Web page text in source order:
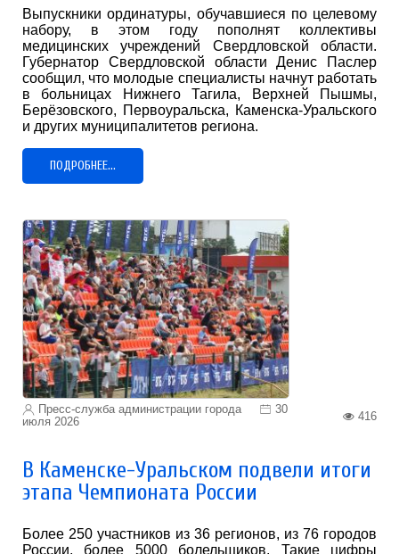
Выпускники ординатуры, обучавшиеся по целевому
набору, в этом году пополнят коллективы
медицинских учреждений Свердловской области.
Губернатор Свердловской области Денис Паслер
сообщил, что молодые специалисты начнут работать
в больницах Нижнего Тагила, Верхней Пышмы,
Берёзовского, Первоуральска, Каменска-Уральского
и других муниципалитетов региона.
ПОДРОБНЕЕ...
Пресс-служба администрации города
30
июля 2026
416
В Каменске-Уральском подвели итоги
этапа Чемпионата России
Более 250 участников из 36 регионов, из 76 городов
России, более 5000 болельщиков. Такие цифры